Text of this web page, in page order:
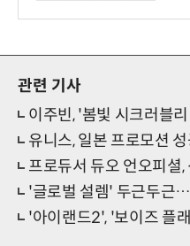
관련 기사
이주빈, '봄빛 시크러블리
유니스, 일본 프로모션 성
프로듀서 듀오 언오피셜, 신곡
'글로벌 설렘' 두근두근…트리플
'아이랜드2', '보이즈 플